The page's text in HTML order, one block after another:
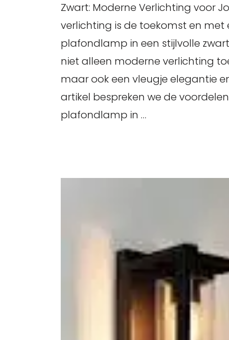
Zwart: Moderne Verlichting voor
verlichting is de toekomst en met
plafondlamp in een stijlvolle
niet alleen moderne verlichting
maar ook een vleugje elegantie
artikel bespreken we de voordelen
plafondlamp in …